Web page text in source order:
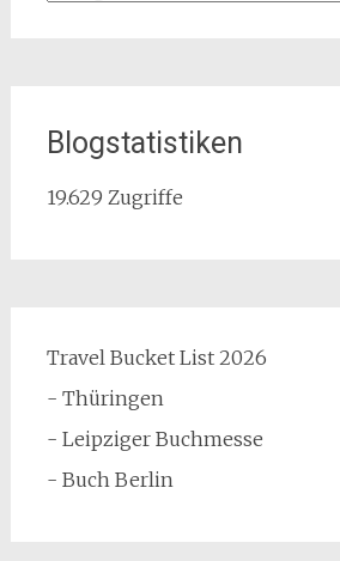
Blogstatistiken
19.629 Zugriffe
Travel Bucket List 2026
- Thüringen
- Leipziger Buchmesse
- Buch Berlin